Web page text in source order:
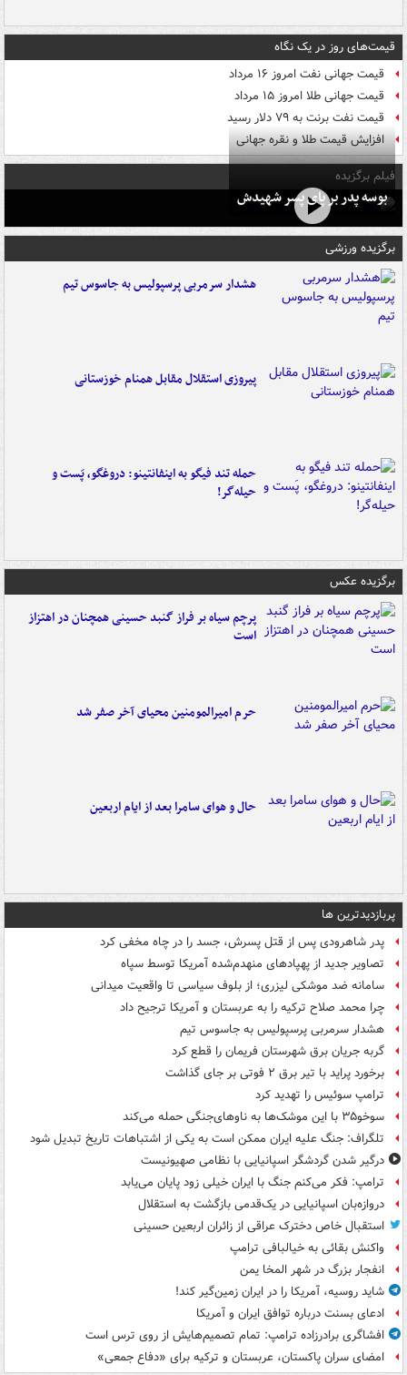
قیمت‌های روز در یک نگاه
قیمت جهانی نفت امروز ۱۶ مرداد
قیمت جهانی طلا امروز ۱۵ مرداد
قیمت نفت برنت به ۷۹ دلار رسید
افزایش قیمت طلا و نقره جهانی
فیلم برگزیده
بوسه‌ پدر بر پای پسر شهیدش
برگزیده ورزشی
هشدار سرمربی پرسپولیس به جاسوس تیم
پیروزی استقلال مقابل همنام خوزستانی
حمله تند فیگو به اینفانتینو: دروغگو، پَست‌ و
حیله‌گر!
برگزیده عکس
پرچم سیاه بر فراز گنبد حسینی همچنان در اهتزاز
است
حرم امیرالمومنین محیای آخر صفر شد
حال و هوای سامرا بعد از ایام اربعین
پربازدیدترین ها
پدر شاهرودی پس از قتل پسرش، جسد را در چاه مخفی کرد
تصاویر جدید از پهپادهای منهدم‌شده آمریکا توسط سپاه
سامانه ضد موشکی لیزری؛ از بلوف سیاسی تا واقعیت میدانی
چرا محمد صلاح ترکیه را به عربستان و آمریکا ترجیح داد
هشدار سرمربی پرسپولیس به جاسوس تیم
گربه جریان برق شهرستان فریمان را قطع کرد
برخورد پراید با تیر برق ۲ فوتی بر جای گذاشت
ترامپ سوئیس را تهدید کرد
سوخو۳۵ با این موشک‌ها به ناوهای‌جنگی حمله می‌کند
تلگراف: جنگ علیه ایران ممکن است به یکی از اشتباهات تاریخ تبدیل شود
درگیر شدن گردشگر اسپانیایی با نظامی صهیونیست
ترامپ: فکر می‌کنم جنگ با ایران خیلی زود پایان می‌یابد
دروازه‌بان اسپانیایی در یک‌قدمی بازگشت به استقلال
استقبال خاص دخترک عراقی از زائران اربعین حسینی
واکنش بقائی به خیالبافی ترامپ
انفجار بزرگ در شهر المخا یمن
شاید روسیه، آمریکا را در ایران زمین‌گیر کند!
ادعای بسنت درباره توافق ایران و آمریکا
افشاگری برادرزاده ترامپ: تمام تصمیم‌هایش از روی ترس است
امضای سران پاکستان، عربستان و ترکیه برای «دفاع جمعی»